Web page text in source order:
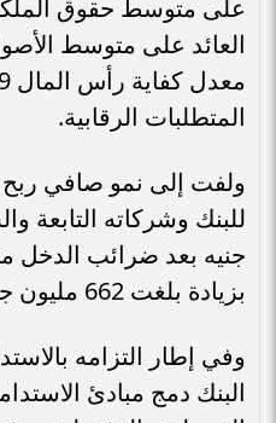
المتطلبات الرقابية.
ولفت إلى نمو صافي ربح
بزيادة بلغت 662 مليون جنيه وبنسبة نمو 13.4%.
وفي إطار التزامه
البنك دمج مبادئ